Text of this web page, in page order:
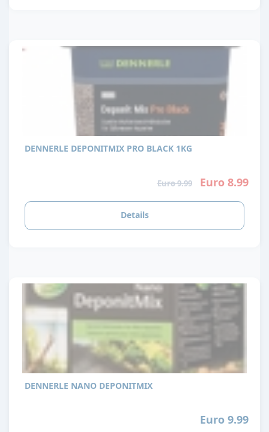
DENNERLE DEPONITMIX PRO BLACK 1KG
Euro 9.99 Euro 8.99
Details
DENNERLE NANO DEPONITMIX
Euro 9.99